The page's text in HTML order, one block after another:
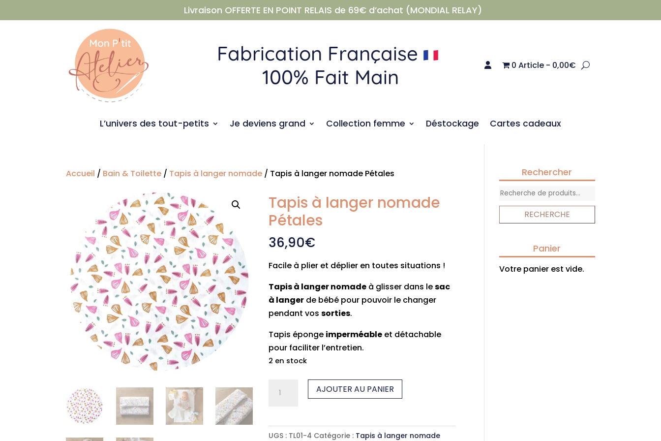
Livraison OFFERTE EN POINT RELAIS de 69€ d’achat (MONDIAL RELAY)
Fabrication Française
100% Fait Main
0 Article 0,00€
L’univers des tout-petits Je deviens grand Collection femme Déstockage Cartes cadeaux
Accueil / Bain & Toilette / Tapis à langer nomade / Tapis à langer nomade Pétales
Tapis à langer nomade
Pétales
36,90€
Facile à plier et déplier en toutes situations !
Tapis à langer nomade à glisser dans lesac
à langer de bébé pour pouvoir le changer
pendant vossorties.
Tapis éponge imperméable et détachable
pour faciliter l’entretien.
2 en stock
à
AJOUTER AU PANIER
UGS : TL01-4 Catégorie : Tapis à langer nomade
Rechercher
Recherche
pour :
RECHERCHE
Panier
Votre panier est vide.